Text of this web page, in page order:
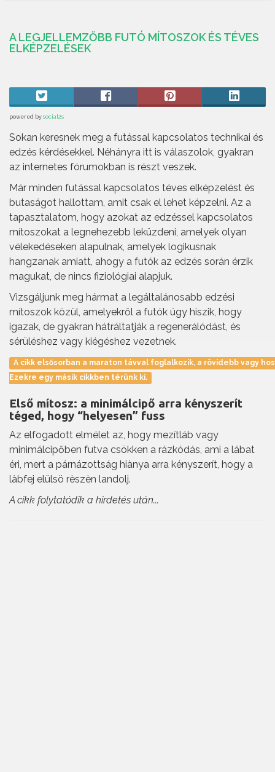
A LEGJELLEMZŐBB FUTÓ MÍTOSZOK ÉS TÉVES
ELKÉPZELÉSEK
powered by social2s
Sokan keresnek meg a futással kapcsolatos technikai és
edzés kérdésekkel. Néhányra itt is válaszolok, gyakran
az internetes fórumokban is részt veszek.
Már minden futással kapcsolatos téves elképzelést és
butaságot hallottam, amit csak el lehet képzelni. Az a
tapasztalatom, hogy azokat az edzéssel kapcsolatos
mítoszokat a legnehezebb leküzdeni, amelyek olyan
vélekedéseken alapulnak, amelyek logikusnak
hangzanak amiatt, ahogy a futók az edzés során érzik
magukat, de nincs fiziológiai alapjuk.
Vizsgáljunk meg hármat a legáltalánosabb edzési
mítoszok közül, amelyekről a futók úgy hiszik, hogy
igazak, de gyakran hátráltatják a regenerálódást, és
sérüléshez vagy kiégéshez vezetnek.
A cikk elsősorban a maraton távval foglalkozik, a rövidebb vagy
Ezekre egy másik cikkben térünk ki.
Első mítosz: a minimálcipő arra kényszerít
téged, hogy “helyesen” fuss
Az elfogadott elmélet az, hogy mezítláb vagy
minimálcipőben futva csökken a rázkódás, ami a lábat
éri, mert a párnázottság hiànya arra kényszerít, hogy a
làbfej elülsö rèszèn landolj.
A cikk folytatódik a hirdetés után...